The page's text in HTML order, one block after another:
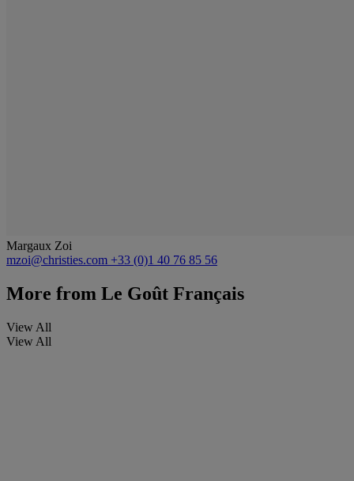
Margaux Zoi
mzoi@christies.com +33 (0)1 40 76 85 56
More from Le Goût Français
View All
View All